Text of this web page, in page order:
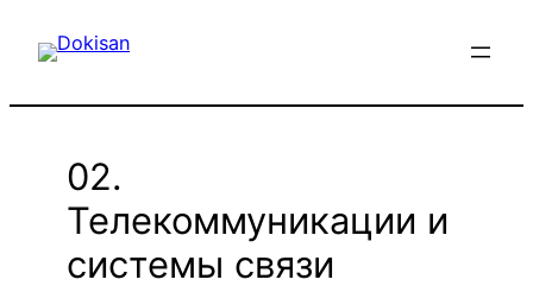
02.
Телекоммуникации и
системы связи